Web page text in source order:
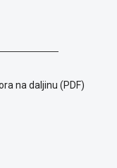
na daljinu (PDF)